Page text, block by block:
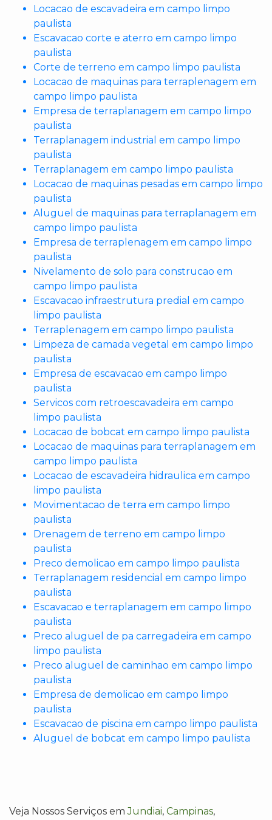
Locacao de escavadeira em campo limpo
paulista
Escavacao corte e aterro em campo limpo
paulista
Corte de terreno em campo limpo paulista
Locacao de maquinas para terraplenagem em
campo limpo paulista
Empresa de terraplanagem em campo limpo
paulista
Terraplanagem industrial em campo limpo
paulista
Terraplanagem em campo limpo paulista
Locacao de maquinas pesadas em campo limpo
paulista
Aluguel de maquinas para terraplanagem em
campo limpo paulista
Empresa de terraplenagem em campo limpo
paulista
Nivelamento de solo para construcao em
campo limpo paulista
Escavacao infraestrutura predial em campo
limpo paulista
Terraplenagem em campo limpo paulista
Limpeza de camada vegetal em campo limpo
paulista
Empresa de escavacao em campo limpo
paulista
Servicos com retroescavadeira em campo
limpo paulista
Locacao de bobcat em campo limpo paulista
Locacao de maquinas para terraplanagem em
campo limpo paulista
Locacao de escavadeira hidraulica em campo
limpo paulista
Movimentacao de terra em campo limpo
paulista
Drenagem de terreno em campo limpo
paulista
Preco demolicao em campo limpo paulista
Terraplanagem residencial em campo limpo
paulista
Escavacao e terraplanagem em campo limpo
paulista
Preco aluguel de pa carregadeira em campo
limpo paulista
Preco aluguel de caminhao em campo limpo
paulista
Empresa de demolicao em campo limpo
paulista
Escavacao de piscina em campo limpo paulista
Aluguel de bobcat em campo limpo paulista
Veja Nossos Serviços emJundiai, Campinas,